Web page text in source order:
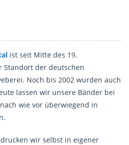
ist seit Mitte des 19.
Standort der deutschen
Noch bis 2002 wurden auch
lassen wir unsere Bänder bei
wie vor überwiegend in
wir selbst in eigener